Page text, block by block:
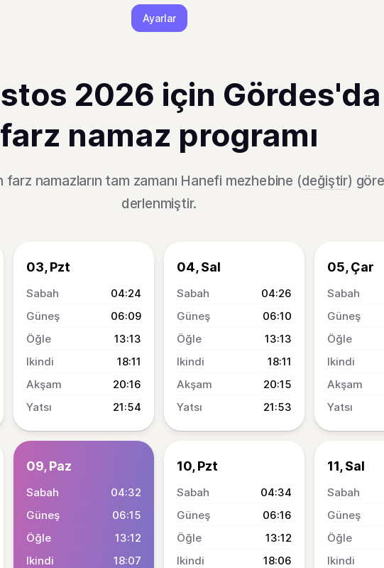
Ayarlar
2026 için Gördes'da
farz namaz programı
farz namazların tam zamanı Hanefi mezhebine (değiştir) göre
derlenmiştir.
03, Pzt
04:24
06:09
13:13
18:11
20:16
21:54
04, Sal
04:26
06:10
13:13
18:11
20:15
21:53
05, Çar
09, Paz
04:32
06:15
13:12
18:07
10, Pzt
04:34
06:16
13:12
18:06
11, Sal